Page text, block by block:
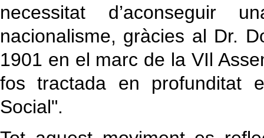
necessitat d’aconseguir
nacionalisme, gràcies al Dr.
1901 en el marc de la VIl
fos tractada en profunditat
Social".